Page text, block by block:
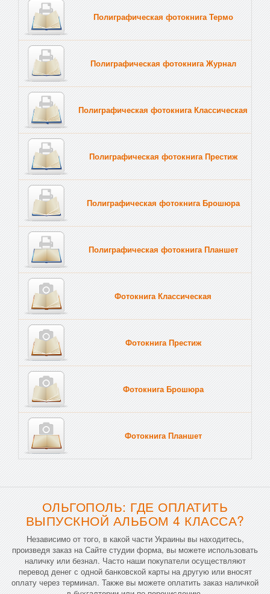
Полиграфическая фотокнига Термо
Полиграфическая фотокнига Журнал
Полиграфическая фотокнига Классическая
Полиграфическая фотокнига Престиж
Полиграфическая фотокнига Брошюра
Полиграфическая фотокнига Планшет
Фотокнига Классическая
Фотокнига Престиж
Фотокнига Брошюра
Фотокнига Планшет
ОЛЬГОПОЛЬ: ГДЕ ОПЛАТИТЬ
ВЫПУСКНОЙ АЛЬБОМ 4 КЛАССА?
Независимо от того, в какой части Украины вы находитесь,
произведя заказ на Сайте студии форма, вы можете использовать
наличку или безнал. Часто наши покупатели осуществляют
перевод денег с одной банковской карты на другую или вносят
оплату через терминал. Также вы можете оплатить заказ наличкой